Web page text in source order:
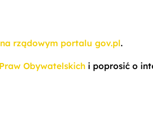
rządowym portalu gov.pl.
Obywatelskich i poprosić o